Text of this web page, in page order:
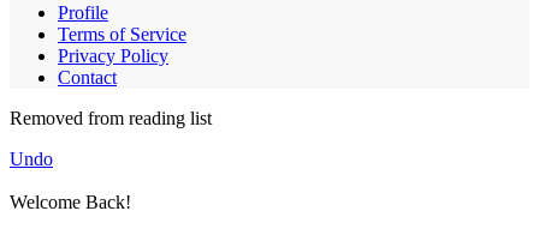
Profile
Terms of Service
Privacy Policy
Contact
Removed from reading list
Undo
Welcome Back!